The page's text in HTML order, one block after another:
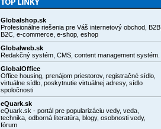
Globalshop.sk
Profesionálne riešenia pre Váš internetový obchod, B2B,
B2C, e-commerce, e-shop, eshop
Globalweb.sk
Redakčný systém, CMS, content management systém.
GlobalOffice
Office housing, prenájom priestorov, registračné sídlo,
virtuálne sídlo, poskytnutie virtuálnej adresy, sídlo
spoločnosti
eQuark.sk
eQuark.sk - portál pre popularizáciu vedy, veda,
technika, odborná literatúra, blogy, osobnosti vedy,
fórum